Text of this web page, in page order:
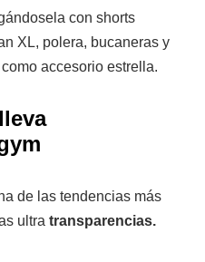
con shorts
XL, polera, bucaneras y
accesorio estrella.
de las tendencias más
ultra transparencias.